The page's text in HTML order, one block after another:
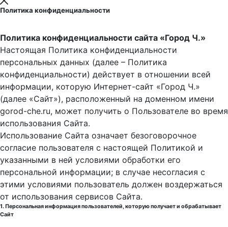
Политика конфиденциальности
Политика конфиденциальности сайта «Город Ч.»
Настоящая Политика конфиденциальности
персональных данных (далее – Политика
конфиденциальности) действует в отношении всей
информации, которую Интернет-сайт «Город Ч.»
(далее «Сайт»), расположенный на доменном имени
gorod-che.ru, может получить о Пользователе во время
использования Cайта.
Использование Сайта означает безоговорочное
согласие пользователя с настоящей Политикой и
указанными в ней условиями обработки его
персональной информации; в случае несогласия с
этими условиями пользователь должен воздержаться
от использования сервисов Сайта.
1. Персональная информация пользователей, которую получает и обрабатывает
Сайт